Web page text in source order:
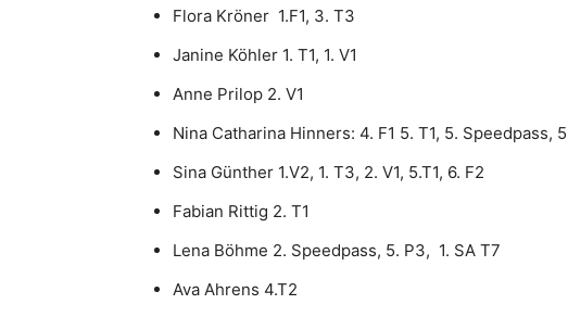
Flora Kröner 1.F1, 3. T3
Janine Köhler 1. T1, 1. V1
Anne Prilop 2. V1
Nina Catharina Hinners: 4. F1 5. T1, 5. Speedpass,
Sina Günther 1.V2, 1. T3, 2. V1, 5.T1, 6. F2
Fabian Rittig 2. T1
Lena Böhme 2. Speedpass, 5. P3, 1. SA T7
Ava Ahrens 4.T2